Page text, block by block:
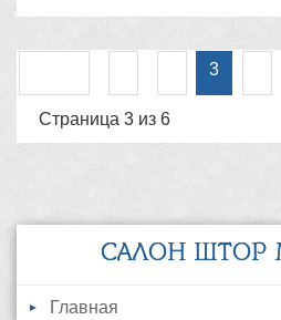
3
Страница 3 из 6
САЛОН ШТОР
Главная